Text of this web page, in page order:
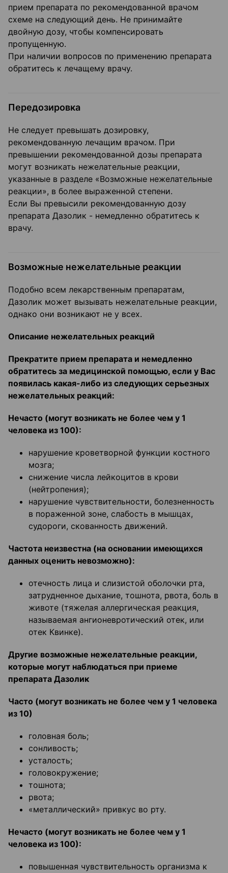
прием препарата по рекомендованной врачом
схеме на следующий день. Не принимайте
двойную дозу, чтобы компенсировать
пропущенную.
При наличии вопросов по применению препарата
обратитесь к лечащему врачу.
Передозировка
Не следует превышать дозировку,
рекомендованную лечащим врачом. При
превышении рекомендованной дозы препарата
могут возникать нежелательные реакции,
указанные в разделе «Возможные нежелательные
реакции», в более выраженной степени.
Если Вы превысили рекомендованную дозу
препарата Дазолик - немедленно обратитесь к
врачу.
Возможные нежелательные реакции
Подобно всем лекарственным препаратам,
Дазолик может вызывать нежелательные реакции,
однако они возникают не у всех.
Описание нежелательных реакций
Прекратите прием препарата и немедленно
обратитесь за медицинской помощью, если у Вас
появилась какая-либо из следующих серьезных
нежелательных реакций:
Нечасто (могут возникать не более чем у 1
человека из 100):
нарушение кроветворной функции костного
мозга;
снижение числа лейкоцитов в крови
(нейтропения);
нарушение чувствительности, болезненность
в пораженной зоне, слабость в мышцах,
судороги, скованность движений.
Частота неизвестна (на основании имеющихся
данных оценить невозможно):
отечность лица и слизистой оболочки рта,
затрудненное дыхание, тошнота, рвота, боль в
животе (тяжелая аллергическая реакция,
называемая ангионевротический отек, или
отек Квинке).
Другие возможные нежелательные реакции,
которые могут наблюдаться при приеме
препарата Дазолик
Часто (могут возникать не более чем у 1 человека
из 10)
головная боль;
сонливость;
усталость;
головокружение;
тошнота;
рвота;
«металлический» привкус во рту.
Нечасто (могут возникать не более чем у 1
человека из 100):
повышенная чувствительность организма к